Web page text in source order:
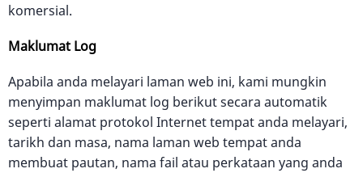
komersial.
Maklumat Log
Apabila anda melayari laman web ini, kami mungkin
menyimpan maklumat log berikut secara automatik
seperti alamat protokol Internet tempat anda melayari,
tarikh dan masa, nama laman web tempat anda
membuat pautan, nama fail atau perkataan yang anda